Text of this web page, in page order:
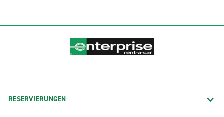
RESERVIERUNGEN